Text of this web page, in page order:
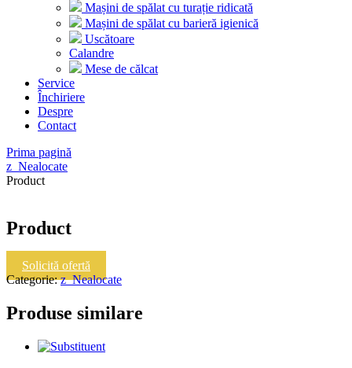
Mașini de spălat cu turație ridicată
Mașini de spălat cu barieră igienică
Uscătoare
Calandre
Mese de călcat
Service
Închiriere
Despre
Contact
Prima pagină
z_Nealocate
Product
Product
Solicită ofertă
Categorie:z_Nealocate
Produse similare